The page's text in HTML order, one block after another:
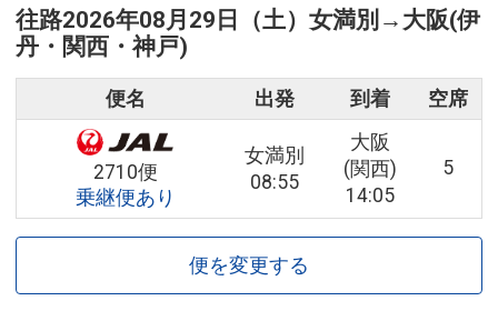
往路2026年08月29日（土） 女満別 → 大阪(伊
丹・関西・神戸)
便名 出発 到着 空席
2710便
乗継便あり
女満別
08:55
大阪
(関西)
14:05
5
便を変更する